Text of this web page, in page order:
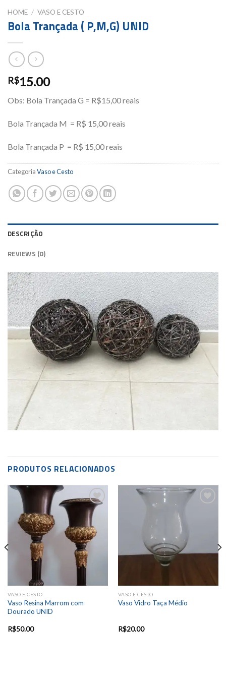
HOME / VASO E CESTO
Bola Trançada ( P,M,G) UNID
R$15.00
Obs: Bola Trançada G = R$15,00 reais
Bola Trançada M = R$ 15,00 reais
Bola Trançada P = R$ 15,00 reais
CategoriaVaso e Cesto
DESCRIÇÃO
REVIEWS (0)
PRODUTOS RELACIONADOS
Add to
wishlist
VASO E CESTO
Vaso Resina Marrom com
Dourado UNID
R$50.00
VASO E CESTO
Vaso Vidro Taça Médio
R$20.00